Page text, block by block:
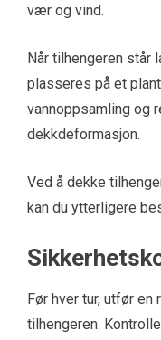
vær og vind.
Når tilhengeren står
plasseres på et
vannoppsamling og
dekkdeformasjon.
Ved å dekke
kan du ytterligere
Før hver tur, utfør en
tilhengeren.